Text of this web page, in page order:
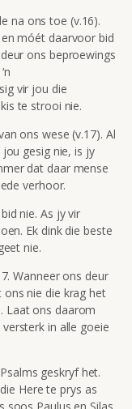
na ons toe (v.16).
móét daarvoor bid
ons beproewings
vir jou die
te strooi nie.
ons wese (v.17). Al
gesig nie, is jy
dat daar mense
verhoor.
nie. As jy vir
Ek dink die beste
nie.
Wanneer ons deur
ons nie die krag het
Laat ons daarom
in alle goeie
geskryf het.
Here te prys as